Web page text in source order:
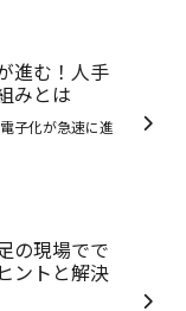
進む！人手
みとは
子化が急速に進
の現場でで
ントと解決